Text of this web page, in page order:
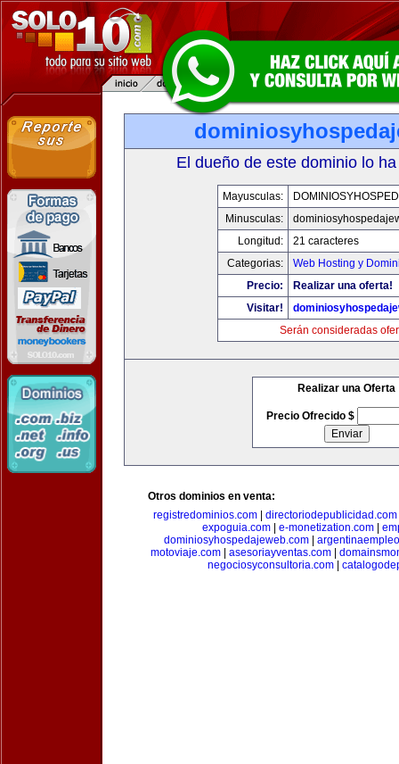
El dueño de este dominio lo
Mayusculas:
Minusculas:
Longitud:
21 caracteres
Categorias:
Web Hosting y
Precio:
Realizar una oferta!
Visitar!
Serán consideradas
Realizar una Oferta
Precio Ofrecido $
Otros dominios en venta:
registredominios.com| directoriodepublicidad.com
expoguia.com| e-monetization.com|
dominiosyhospedajeweb.com
motoviaje.com
asesoriayventas.com
negociosyconsultoria.com|